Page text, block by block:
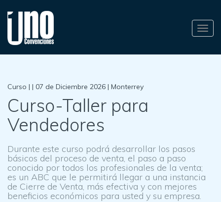
Curso | | 07 de Diciembre 2026 | Monterrey
Curso-Taller para
Vendedores
Durante este curso podrá desarrollar los pasos
básicos del proceso de venta, el paso a paso
conocido por todos los profesionales de la venta;
es un ABC que le permitirá llegar a una instancia
de Cierre de Venta, más efectiva y con mejores
beneficios económicos para usted y su empresa.